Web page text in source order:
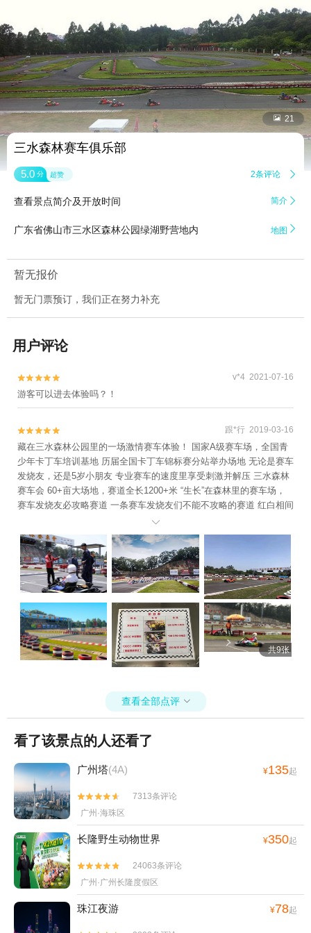
 21
三水森林赛车俱乐部
5.0 分 超赞 2条评论 
查看景点简介及开放时间 简介 
广东省佛山市三水区森林公园绿湖野营地内 地图 
暂无报价
暂无门票预订，我们正在努力补充
用户评论

 v*4 2021-07-16
游客可以进去体验吗？！

 跟*行 2019-03-16
藏在三水森林公园里的一场激情赛车体验！ 国家A级赛车场，全国青
少年卡丁车培训基地 历届全国卡丁车锦标赛分站举办场地 无论是赛车
发烧友，还是5岁小朋友 专业赛车的速度里享受刺激并解压 三水森林
赛车会 60+亩大场地，赛道全长1200+米 “生长”在森林里的赛车场，
赛车发烧友必攻略赛道 一条赛车发烧友们不能不攻略的赛道 红白相间
专业赛道，按国际标准设计 仿佛置身一级方程式赛场 过弯漂移，直道
竞速，过瘾体验！ 游玩车型80cc卡丁车，双座位高卡丁车 两种车型
任你选择，速度+玩乐体验全都有！ 更有专业教练指导，小白都能速
度上手！ 头盔、头套安全设施做足狂飙不怕~ 刺激赛道体验+亲子游
乐体验 赛车发烧友过足车瘾，带娃体验也可以 一次过感受不同寻常的
速度与激情！ 正好在三水森林公园里，顺路呼吸新鲜空气 再体验一把
速度与漂移中的刺激热血沸腾！ 正适合朋友聚会，安排比赛一场 赛车
发烧友日常找刺激，情侣，亲子出游玩耍~

共9张
查看全部点评 
看了该景点的人还看了
广州塔(4A) ¥135起


7313条评论
广州·海珠区
长隆野生动物世界 ¥350起


24063条评论
广州·广州长隆度假区
珠江夜游 ¥78起